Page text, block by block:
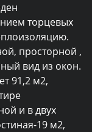
торцевых
просторной ,
вид из окон.
91,2 м2,
и в двух
19 м2,